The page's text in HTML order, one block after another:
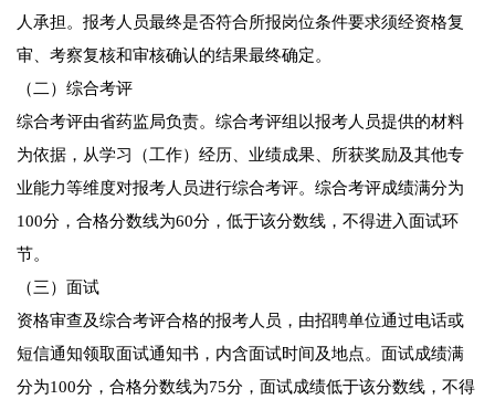
人承担。报考人员最终是否符合所报岗位条件要求须经资格复
审、考察复核和审核确认的结果最终确定。
（二）综合考评
综合考评由省药监局负责。综合考评组以报考人员提供的材料
为依据，从学习（工作）经历、业绩成果、所获奖励及其他专
业能力等维度对报考人员进行综合考评。综合考评成绩满分为
100分，合格分数线为60分，低于该分数线，不得进入面试环
节。
（三）面试
资格审查及综合考评合格的报考人员，由招聘单位通过电话或
短信通知领取面试通知书，内含面试时间及地点。面试成绩满
分为100分，合格分数线为75分，面试成绩低于该分数线，不得